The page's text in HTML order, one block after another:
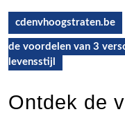
cdenvhoogstraten.be
de voordelen van 3
levensstijl
Ontdek de